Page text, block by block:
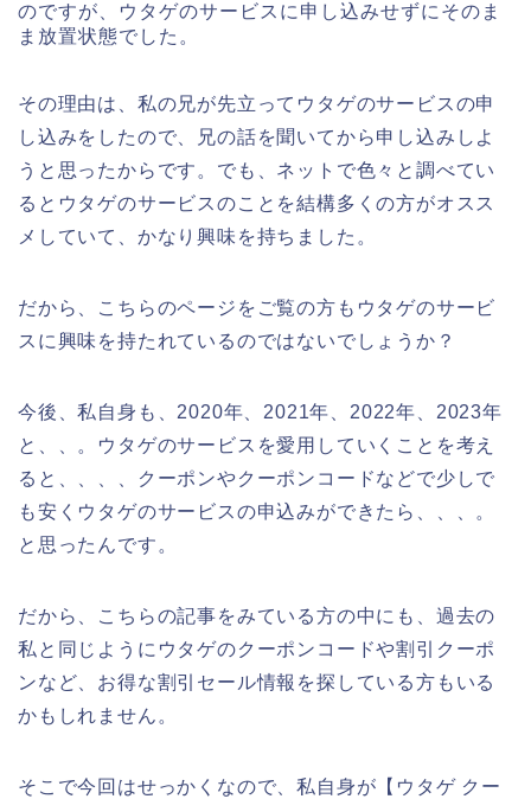
のですが、ウタゲのサービスに申し込みせずにそのま
ま放置状態でした。
その理由は、私の兄が先立ってウタゲのサービスの申
し込みをしたので、兄の話を聞いてから申し込みしよ
うと思ったからです。でも、ネットで色々と調べてい
るとウタゲのサービスのことを結構多くの方がオスス
メしていて、かなり興味を持ちました。
だから、こちらのページをご覧の方もウタゲのサービ
スに興味を持たれているのではないでしょうか？
今後、私自身も、2020年、2021年、2022年、2023年
と、、。ウタゲのサービスを愛用していくことを考え
ると、、、、クーポンやクーポンコードなどで少しで
も安くウタゲのサービスの申込みができたら、、、。
と思ったんです。
だから、こちらの記事をみている方の中にも、過去の
私と同じようにウタゲのクーポンコードや割引クーポ
ンなど、お得な割引セール情報を探している方もいる
かもしれません。
そこで今回はせっかくなので、私自身が【ウタゲ クー